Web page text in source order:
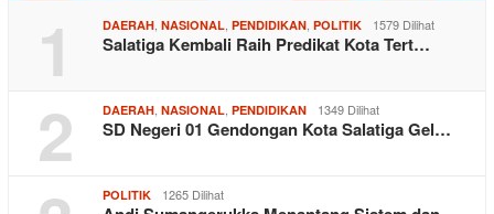
1 DAERAH, NASIONAL, PENDIDIKAN, POLITIK 1579 Dilihat
Salatiga Kembali Raih Predikat Kota Tert…
2 DAERAH, NASIONAL, PENDIDIKAN 1349 Dilihat
SD Negeri 01 Gendongan Kota Salatiga Gel…
POLITIK 1265 Dilihat